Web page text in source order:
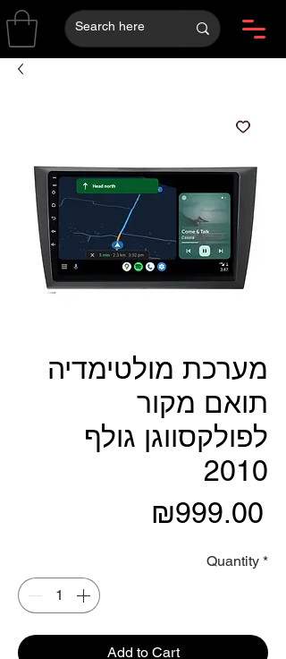
מערכת מולטימדיה
תואם מקור
לפולקסווגן גולף
2010
₪999.00
Quantity *
Add to Cart